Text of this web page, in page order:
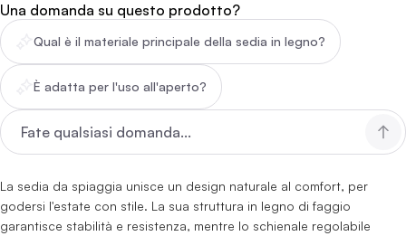
Una domanda su questo prodotto?
Qual è il materiale principale della sedia in legno?
È adatta per l'uso all'aperto?
La sedia da spiaggia unisce un design naturale al comfort, per
godersi l'estate con stile. La sua struttura in legno di faggio
garantisce stabilità e resistenza, mentre lo schienale regolabile